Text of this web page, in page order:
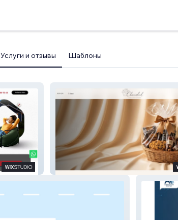
Услуги и отзывы Шаблоны
Cherished